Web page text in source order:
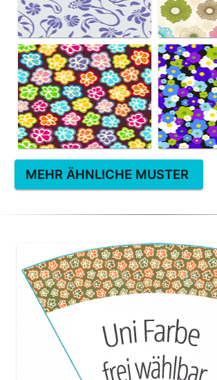
MEHR ÄHNLICHE MUSTER